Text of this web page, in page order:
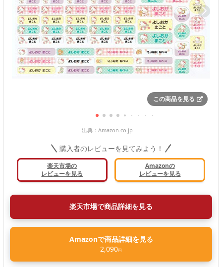
この商品を見る
出典： Amazon.co.jp
購入者のレビューを見てみよう！
楽天市場の
レビューを見る
Amazonの
レビューを見る
楽天市場で商品詳細を見る
Amazonで商品詳細を見る
2,090円